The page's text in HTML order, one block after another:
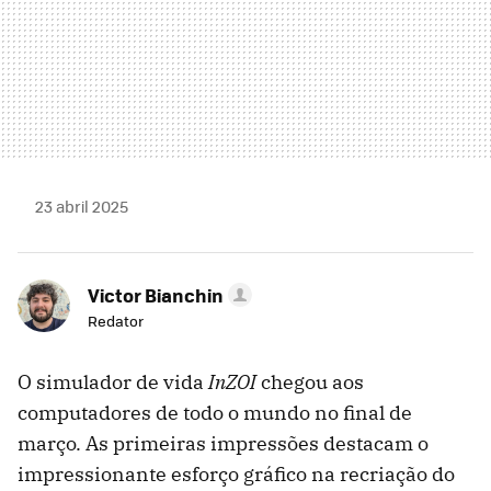
23 abril 2025
Victor Bianchin
Redator
O simulador de vidaInZOIchegou aos
computadores de todo o mundo no final de
março. As primeiras impressões destacam o
impressionante esforço gráfico na recriação do